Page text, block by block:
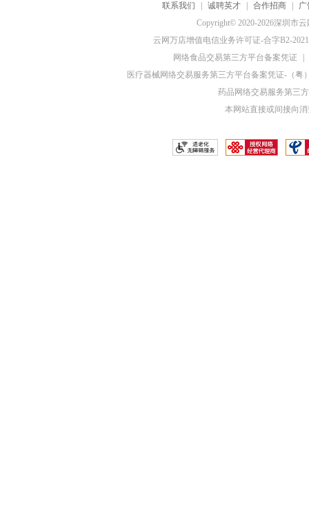
联系我们
诚聘英才 合作招商
广
Copyright© 2020-2026深圳市
云网万店增值电信业务许可证-合字B2-
网络食品交易第三方平台备案凭证
医疗器械网络交易服务第三方平台备案凭证-（粤
药品网络交易服务第三
本网站直接或间接向